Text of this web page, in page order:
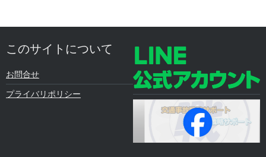
このサイトについて
お問合せ
プライバリポリシー